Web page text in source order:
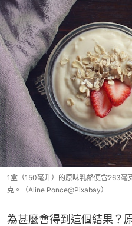
1盒（150毫升）的原味乳酪便含263毫
克。（Aline Ponce@Pixabay）
為甚麼會得到這個結果？